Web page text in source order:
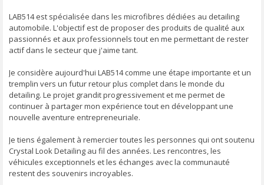
LAB514 est spécialisée dans les microfibres dédiées au detailing
automobile. L'objectif est de proposer des produits de qualité aux
passionnés et aux professionnels tout en me permettant de rester
actif dans le secteur que j'aime tant.
Je considère aujourd'hui LAB514 comme une étape importante et un
tremplin vers un futur retour plus complet dans le monde du
detailing. Le projet grandit progressivement et me permet de
continuer à partager mon expérience tout en développant une
nouvelle aventure entrepreneuriale.
Je tiens également à remercier toutes les personnes qui ont soutenu
Crystal Look Detailing au fil des années. Les rencontres, les
véhicules exceptionnels et les échanges avec la communauté
restent des souvenirs incroyables.